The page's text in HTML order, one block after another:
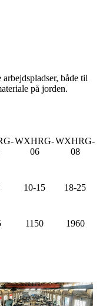
både til
på jorden.
WXHRG-
06
WXHRG-
08
10-15 18-25
1150 1960